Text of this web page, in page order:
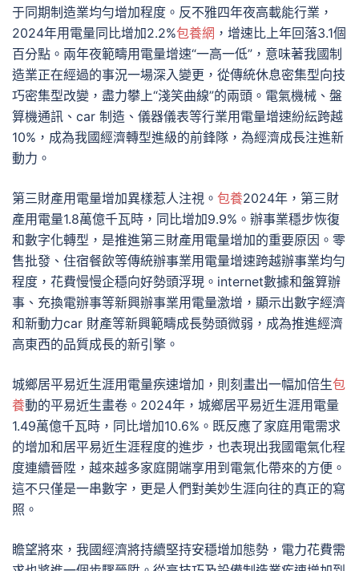
于同期制造業均勻增加程度。反不雅四年夜高載能行業，
2024年用電量同比增加2.2%包養網 ，增速比上年回落3.1個
百分點。兩年夜範疇用電量增速“一高一低”，意味著我國制
造業正在經過的事況一場深入變更，從傳統休息密集型向技
巧密集型改變，盡力攀上“淺笑曲線”的兩頭。電氣機械、盤
算機通訊、car 制造、儀器儀表等行業用電量增速紛紜跨越
10%，成為我國經濟轉型進級的前鋒隊，為經濟成長注進新
動力。
第三財產用電量增加異樣惹人注視。 包養2024年，第三財
產用電量1.8萬億千瓦時，同比增加9.9%。辦事業穩步恢復
和數字化轉型，是推進第三財產用電量增加的重要原因。零
售批發、住宿餐飲等傳統辦事業用電量增速跨越辦事業均勻
程度，花費慢慢企穩向好勢頭浮現。internet數據和盤算辦
事、充換電辦事等新興辦事業用電量激增，顯示出數字經濟
和新動力car 財產等新興範疇成長勢頭微弱，成為推進經濟
高東西的品質成長的新引擎。
城鄉居平易近生涯用電量疾速增加，則刻畫出一幅加倍生包
養動的平易近生畫卷。2024年，城鄉居平易近生涯用電量
1.49萬億千瓦時，同比增加10.6%。既反應了家庭用電需求
的增加和居平易近生涯程度的進步，也表現出我國電氣化程
度連續晉陞，越來越多家庭開端享用到電氣化帶來的方便。
這不只僅是一串數字，更是人們對美妙生涯向往的真正的寫
照。
瞻望將來，我國經濟將持續堅持安穩增加態勢，電力花費需